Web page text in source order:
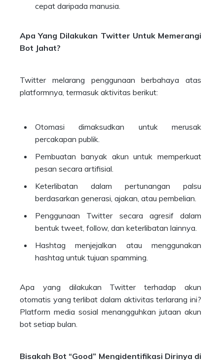
cepat daripada manusia.
Apa Yang Dilakukan Twitter Untuk Memerangi
Bot Jahat?
Twitter melarang penggunaan berbahaya atas
platformnya, termasuk aktivitas berikut:
Otomasi dimaksudkan untuk merusak
percakapan publik.
Pembuatan banyak akun untuk memperkuat
pesan secara artifisial.
Keterlibatan dalam pertunangan palsu
berdasarkan generasi, ajakan, atau pembelian.
Penggunaan Twitter secara agresif dalam
bentuk tweet, follow, dan keterlibatan lainnya.
Hashtag menjejalkan atau menggunakan
hashtag untuk tujuan spamming.
Apa yang dilakukan Twitter terhadap akun
otomatis yang terlibat dalam aktivitas terlarang ini?
Platform media sosial menangguhkan jutaan akun
bot setiap bulan.
Bisakah Bot “Good” Mengidentifikasi Dirinya di